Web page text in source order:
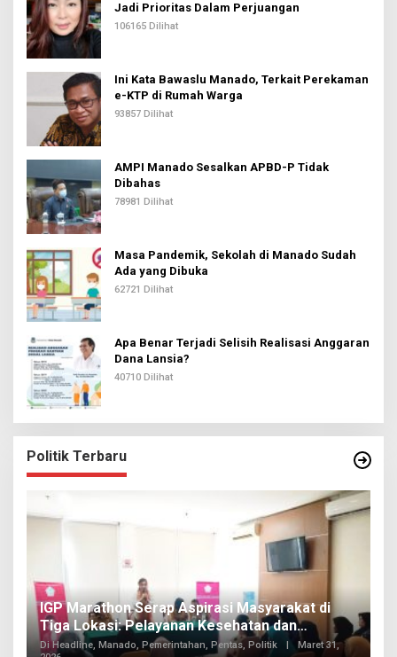
Jadi Prioritas Dalam Perjuangan
106165 Dilihat
Ini Kata Bawaslu Manado, Terkait Perekaman
e-KTP di Rumah Warga
93857 Dilihat
AMPI Manado Sesalkan APBD-P Tidak
Dibahas
78981 Dilihat
Masa Pandemik, Sekolah di Manado Sudah
Ada yang Dibuka
62721 Dilihat
Apa Benar Terjadi Selisih Realisasi Anggaran
Dana Lansia?
40710 Dilihat
Politik Terbaru
IGP Marathon Serap Aspirasi Masyarakat di
Tiga Lokasi: Pelayanan Kesehatan dan
Infrastruktur Mencuat
Di Headline, Manado, Pemerintahan, Pentas, Politik |
Maret 31,